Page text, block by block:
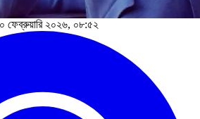
ফেব্রুয়ারি ২০২৬, ০৮:৫২